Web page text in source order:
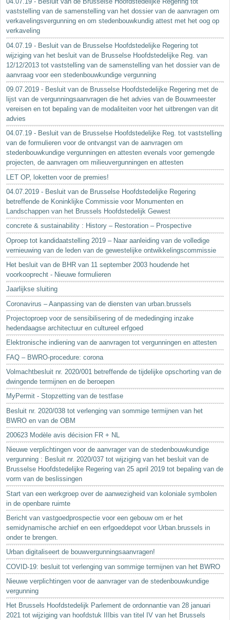
vaststelling van de samenstelling van het dossier van de aanvragen om
verkavelingsvergunning en om stedenbouwkundig attest met het oog op
verkaveling
04.07.19 - Besluit van de Brusselse Hoofdstedelijke Regering tot
wijziging van het besluit van de Brusselse Hoofdstedelijke Reg. van
12/12/2013 tot vaststelling van de samenstelling van het dossier van de
aanvraag voor een stedenbouwkundige vergunning
09.07.2019 - Besluit van de Brusselse Hoofdstedelijke Regering met de
lijst van de vergunningsaanvragen die het advies van de Bouwmeester
vereisen en tot bepaling van de modaliteiten voor het uitbrengen van dit
advies
04.07.19 - Besluit van de Brusselse Hoofdstedelijke Reg. tot vaststelling
van de formulieren voor de ontvangst van de aanvragen om
stedenbouwkundige vergunningen en attesten evenals voor gemengde
projecten, de aanvragen om milieuvergunningen en attesten
LET OP, loketten voor de premies!
04.07.2019 - Besluit van de Brusselse Hoofdstedelijke Regering
betreffende de Koninklijke Commissie voor Monumenten en
Landschappen van het Brussels Hoofdstedelijk Gewest
concrete & sustainability : History – Restoration – Prospective
Oproep tot kandidaatstelling 2019 – Naar aanleiding van de volledige
vernieuwing van de leden van de gewestelijke ontwikkelingscommissie
Het besluit van de BHR van 11 september 2003 houdende het
voorkooprecht - Nieuwe formulieren
Jaarlijkse sluiting
Coronavirus – Aanpassing van de diensten van urban.brussels
Projectoproep voor de sensibilisering of de mededinging inzake
hedendaagse architectuur en cultureel erfgoed
Elektronische indiening van de aanvragen tot vergunningen en attesten
FAQ – BWRO-procedure: corona
Volmachtbesluit nr. 2020/001 betreffende de tijdelijke opschorting van de
dwingende termijnen en de beroepen
MyPermit - Stopzetting van de testfase
Besluit nr. 2020/038 tot verlenging van sommige termijnen van het
BWRO en van de OBM
200623 Modèle avis décision FR + NL
Nieuwe verplichtingen voor de aanvrager van de stedenbouwkundige
vergunning : Besluit nr. 2020/037 tot wijziging van het besluit van de
Brusselse Hoofdstedelijke Regering van 25 april 2019 tot bepaling van de
vorm van de beslissingen
Start van een werkgroep over de aanwezigheid van koloniale symbolen
in de openbare ruimte
Bericht van vastgoedprospectie voor een gebouw om er het
semidynamische archief en een erfgoeddepot voor Urban.brussels in
onder te brengen.
Urban digitaliseert de bouwvergunningsaanvragen!
COVID-19: besluit tot verlenging van sommige termijnen van het BWRO
Nieuwe verplichtingen voor de aanvrager van de stedenbouwkundige
vergunning
Het Brussels Hoofdstedelijk Parlement de ordonnantie van 28 januari
2021 tot wijziging van hoofdstuk IIIbis van titel IV van het Brussels